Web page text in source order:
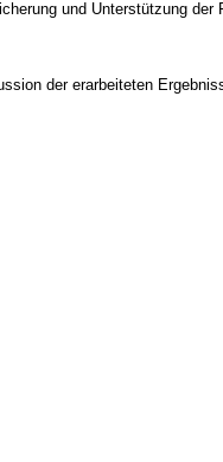
und Unterstützung der
der erarbeiteten